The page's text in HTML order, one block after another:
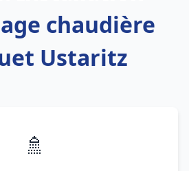
chaudière
Ustaritz
🚿